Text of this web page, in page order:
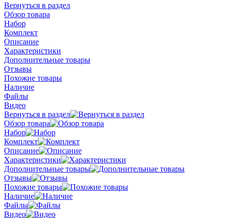
Вернуться в раздел
Обзор товара
Набор
Комплект
Описание
Характеристики
Дополнительные товары
Отзывы
Похожие товары
Наличие
Файлы
Видео
Вернуться в раздел
Обзор товара
Набор
Комплект
Описание
Характеристики
Дополнительные товары
Отзывы
Похожие товары
Наличие
Файлы
Видео